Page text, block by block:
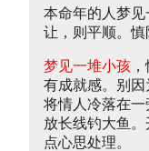
本命年的人梦
让，则平顺。慎
梦见一堆小孩
有成就感。别
将情人冷落在一
放长线钓大鱼
点心思处理。